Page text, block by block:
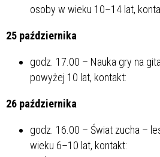
osoby w wieku 10–14 lat,
25 października
godz. 17.00 – Nauka gry na
powyżej 10 lat, kontakt:
26 października
godz. 16.00 – Świat zucha –
wieku 6–10 lat, kontakt: